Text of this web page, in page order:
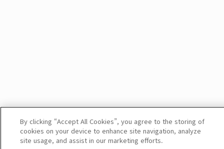
By clicking “Accept All Cookies”, you agree to the storing of
cookies on your device to enhance site navigation, analyze
site usage, and assist in our marketing efforts.